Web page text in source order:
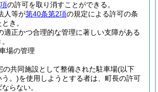
の許可を取り消すことができる。
人等が第40条第2項の規定による許可の条
き。
適正かつ合理的な管理に著しい支障がある
場の管理
の共同施設として整備された駐車場(以下
う。)を使用しようとする者は、町長の許可
らない。